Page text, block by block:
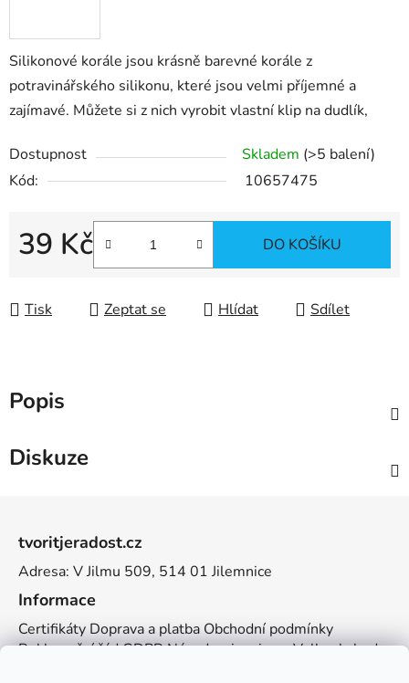
Silikonové korále jsou krásně barevné korále z
potravinářského silikonu, které jsou velmi příjemné a
zajímavé. Můžete si z nich vyrobit vlastní klip na dudlík,
Dostupnost Skladem (>5 balení)
Kód:
10657475
39 Kč
Měrná cena:
DO KOŠÍKU
Tisk Zeptat se Hlídat Sdílet
Popis
Diskuze
tvoritjeradost.cz
Adresa: V Jilmu 509, 514 01 Jilemnice
Informace
Certifikáty Doprava a platba Obchodní podmínky
Reklamační řádGDPRNávody a inspiraceVelkoobchod